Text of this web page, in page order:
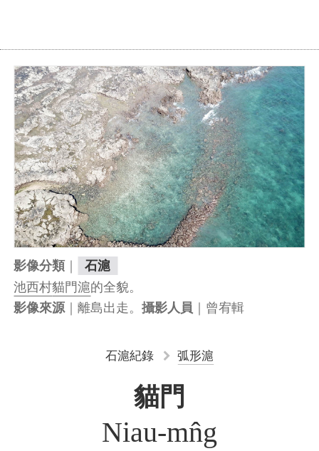
影像分類｜ 石滬
池西村貓門滬的全貌。
影像來源 ｜離島出走。攝影人員 ｜曾宥輯
石滬紀錄 弧形滬
貓門
Niau-mn̂g